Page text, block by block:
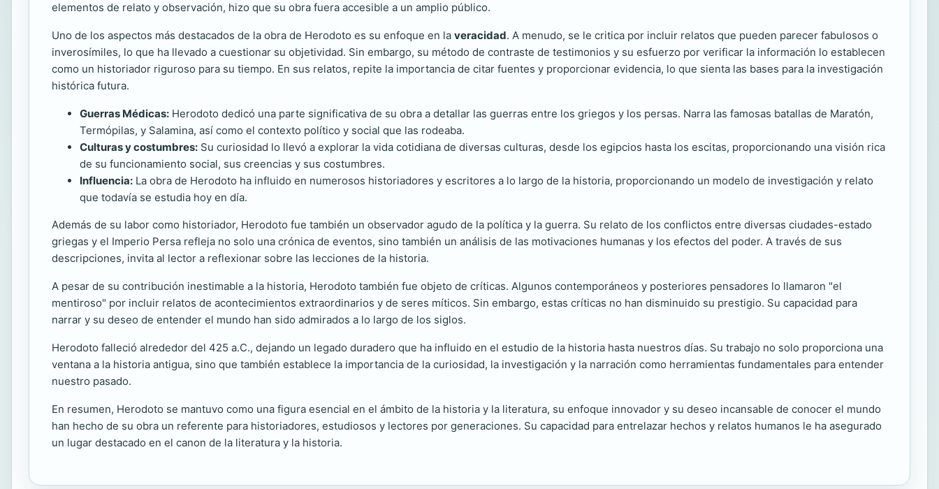
elementos de relato y observación, hizo que su obra fuera accesible a un amplio público.
Uno de los aspectos más destacados de la obra de Herodoto es su enfoque en la veracidad. A menudo, se le critica por incluir relatos que pueden parecer fabulosos o
inverosímiles, lo que ha llevado a cuestionar su objetividad. Sin embargo, su método de contraste de testimonios y su esfuerzo por verificar la información lo establecen
como un historiador riguroso para su tiempo. En sus relatos, repite la importancia de citar fuentes y proporcionar evidencia, lo que sienta las bases para la investigación
histórica futura.
Guerras Médicas: Herodoto dedicó una parte significativa de su obra a detallar las guerras entre los griegos y los persas. Narra las famosas batallas de Maratón,
Termópilas, y Salamina, así como el contexto político y social que las rodeaba.
Culturas y costumbres: Su curiosidad lo llevó a explorar la vida cotidiana de diversas culturas, desde los egipcios hasta los escitas, proporcionando una visión rica
de su funcionamiento social, sus creencias y sus costumbres.
Influencia: La obra de Herodoto ha influido en numerosos historiadores y escritores a lo largo de la historia, proporcionando un modelo de investigación y relato
que todavía se estudia hoy en día.
Además de su labor como historiador, Herodoto fue también un observador agudo de la política y la guerra. Su relato de los conflictos entre diversas ciudades-estado
griegas y el Imperio Persa refleja no solo una crónica de eventos, sino también un análisis de las motivaciones humanas y los efectos del poder. A través de sus
descripciones, invita al lector a reflexionar sobre las lecciones de la historia.
A pesar de su contribución inestimable a la historia, Herodoto también fue objeto de críticas. Algunos contemporáneos y posteriores pensadores lo llamaron "el
mentiroso" por incluir relatos de acontecimientos extraordinarios y de seres míticos. Sin embargo, estas críticas no han disminuido su prestigio. Su capacidad para
narrar y su deseo de entender el mundo han sido admirados a lo largo de los siglos.
Herodoto falleció alrededor del 425 a.C., dejando un legado duradero que ha influido en el estudio de la historia hasta nuestros días. Su trabajo no solo proporciona una
ventana a la historia antigua, sino que también establece la importancia de la curiosidad, la investigación y la narración como herramientas fundamentales para entender
nuestro pasado.
En resumen, Herodoto se mantuvo como una figura esencial en el ámbito de la historia y la literatura, su enfoque innovador y su deseo incansable de conocer el mundo
han hecho de su obra un referente para historiadores, estudiosos y lectores por generaciones. Su capacidad para entrelazar hechos y relatos humanos le ha asegurado
un lugar destacado en el canon de la literatura y la historia.